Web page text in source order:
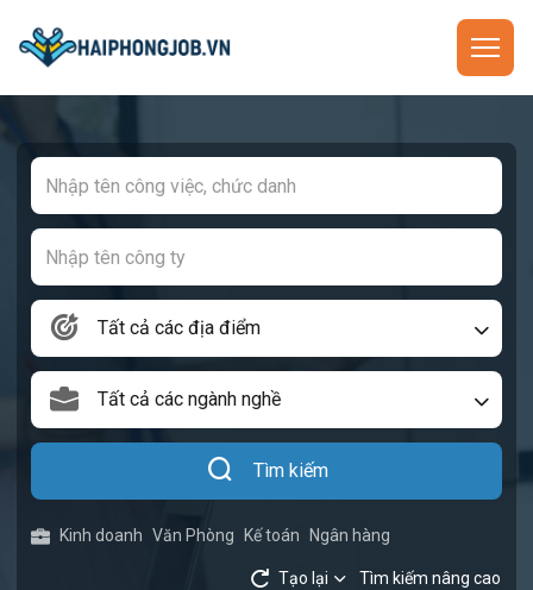
Tất cả các địa điểm
Tất cả các ngành nghề
Tìm kiếm
Kinh doanh Văn Phòng Kế toán Ngân hàng
Tạo lại Tìm kiếm nâng cao